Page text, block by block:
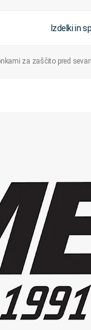
Izdelki in
za zaščito pred